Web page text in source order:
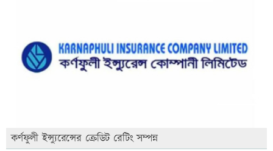
কর্ণফুলী ইন্স্যুরেন্সের ক্রেডিট রেটিং সম্পন্ন